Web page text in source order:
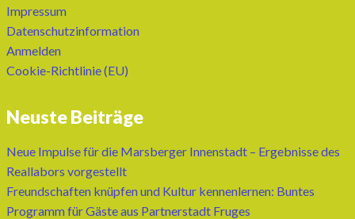
Impressum
Datenschutzinformation
Anmelden
Cookie-Richtlinie (EU)
Neuste Beiträge
Neue Impulse für die Marsberger Innenstadt – Ergebnisse des
Reallabors vorgestellt
Freundschaften knüpfen und Kultur kennenlernen: Buntes
Programm für Gäste aus Partnerstadt Fruges